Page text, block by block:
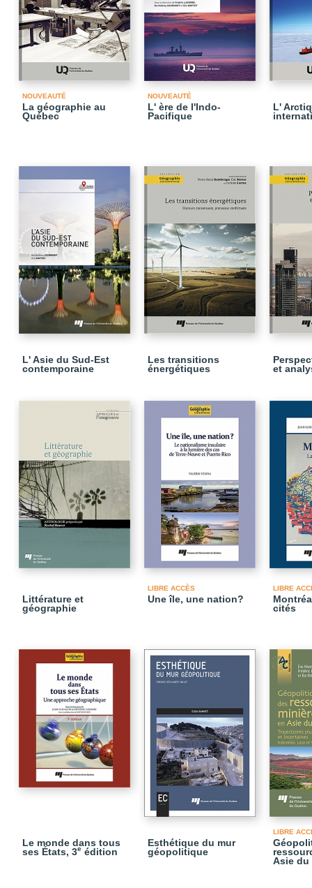
NOUVEAUTÉ
La géographie au
Québec
NOUVEAUTÉ
L' ère de l'Indo-
Pacifique
L'
L' Asie du Sud-Est
contemporaine
Les transitions
énergétiques
et
Littérature et
géographie
LIBRE ACCÈS
Une île, une nation?
LIBRE
cités
Le monde dans tous
ses États, 3e édition
Esthétique du mur
géopolitique
LIBRE
Asie du